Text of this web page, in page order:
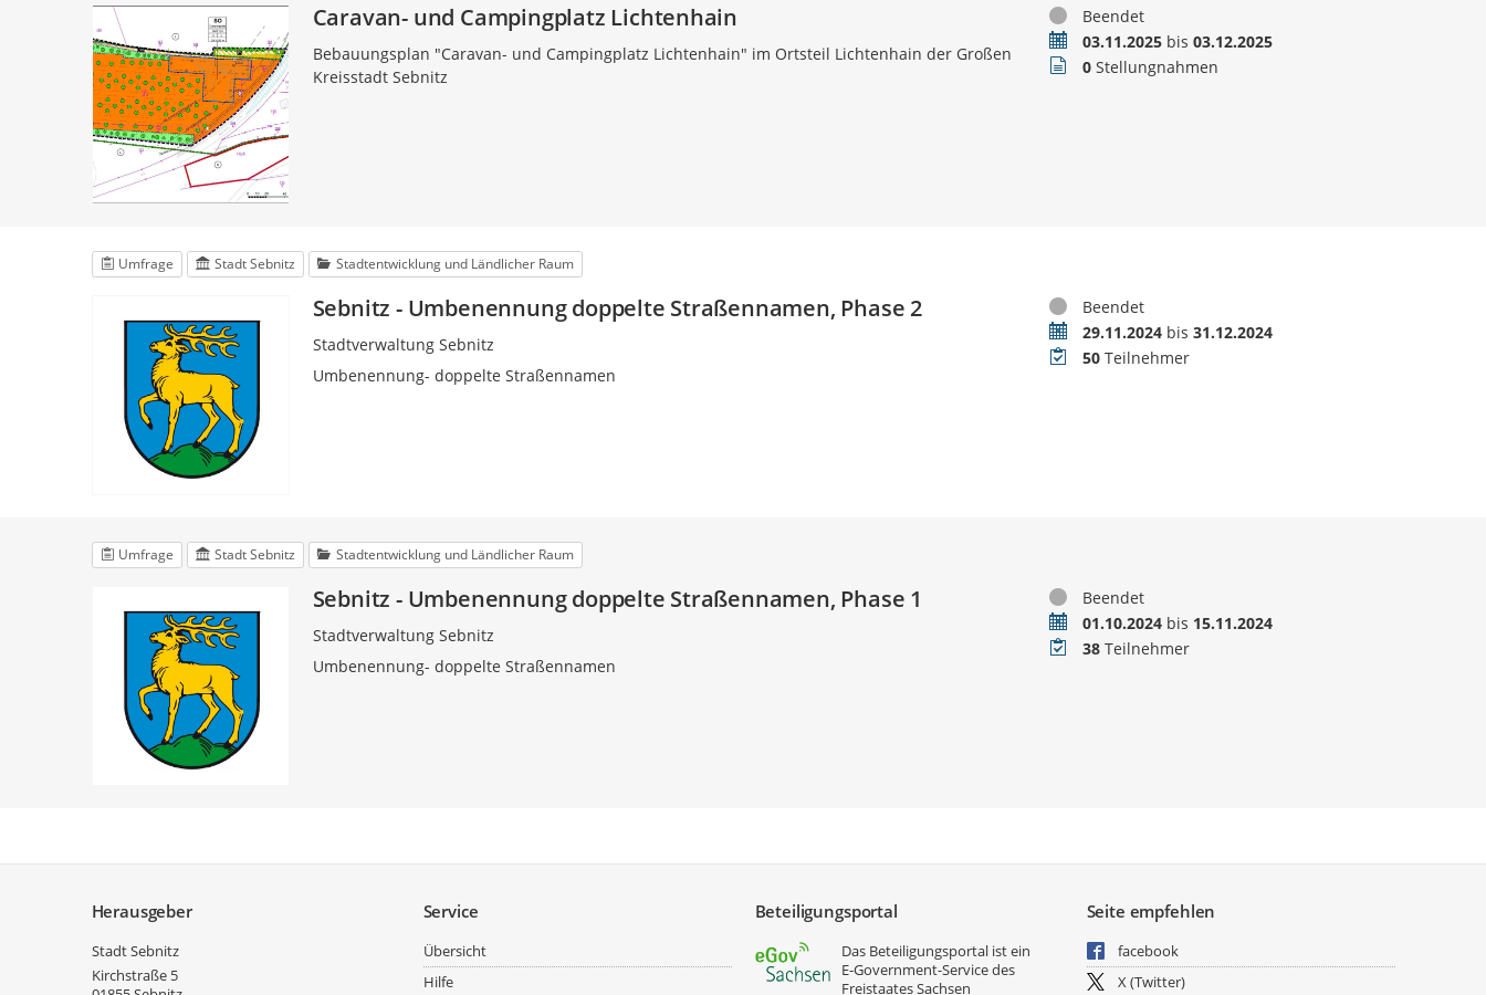
Caravan- und Campingplatz Lichtenhain
Bebauungsplan "Caravan- und Campingplatz Lichtenhain" im Ortsteil Lichtenhain der Großen
Kreisstadt Sebnitz
StatusBeendet
Zeitraum03.11.2025 bis03.12.2025
Stellungnahmen
0 Stellungnahmen
Umfrage Stadt Sebnitz Stadtentwicklung und Ländlicher Raum
Sebnitz - Umbenennung doppelte Straßennamen, Phase 2
Stadtverwaltung Sebnitz
Umbenennung- doppelte Straßennamen
StatusBeendet
Zeitraum29.11.2024 bis31.12.2024
Teilnehmer
50 Teilnehmer
Umfrage Stadt Sebnitz Stadtentwicklung und Ländlicher Raum
Sebnitz - Umbenennung doppelte Straßennamen, Phase 1
Stadtverwaltung Sebnitz
Umbenennung- doppelte Straßennamen
StatusBeendet
Zeitraum01.10.2024 bis 15.11.2024
Teilnehmer
38 Teilnehmer
Herausgeber
Stadt Sebnitz
Kirchstraße 5
Service
Übersicht
Hilfe
Beteiligungsportal
Das Beteiligungsportal ist ein
E‑Government-Service des
Freistaates Sachsen
Seite empfehlen
facebook
X (Twitter)